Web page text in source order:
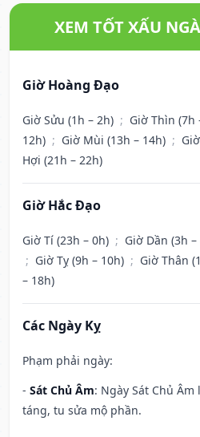
XEM TỐT XẤU
Giờ Hoàng Đạo
Giờ Sửu (1h – 2h) ; Giờ Thìn (7h
12h) ; Giờ Mùi (13h – 14h) ;
Hợi (21h – 22h)
Giờ Hắc Đạo
Giờ Tí (23h – 0h) ; Giờ Dần (3h –
; Giờ Tỵ (9h – 10h) ; Giờ Thân
– 18h)
Các Ngày Kỵ
Phạm phải ngày:
- Sát Chủ Âm: Ngày Sát Chủ Âm
táng, tu sửa mộ phần.